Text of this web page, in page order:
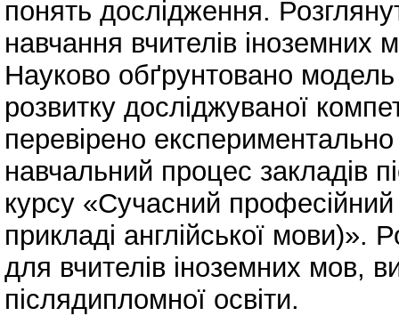
понять дослідження.
навчання вчителів іноземних
Науково обґрунтовано модель
розвитку досліджуваної
перевірено
навчальний процес закладів
курсу «Сучасний
прикладі англійської мови)».
для вчителів іноземних мов,
післядипломної освіти.